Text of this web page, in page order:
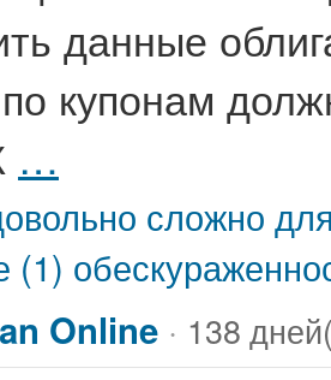
данные
купонам
…
сложно
(1)
Online · 138